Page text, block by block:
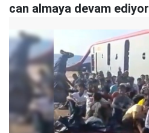
can almaya devam ediyor